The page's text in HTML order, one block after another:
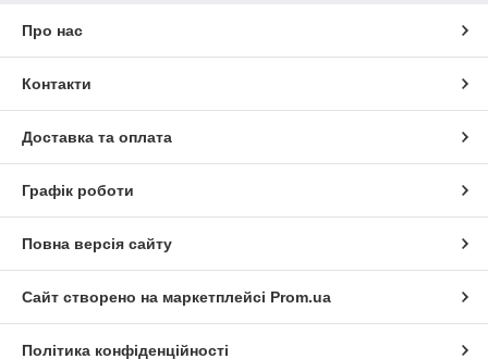
Про нас
Контакти
Доставка та оплата
Графік роботи
Повна версія сайту
Сайт створено на маркетплейсі Prom.ua
Політика конфіденційності